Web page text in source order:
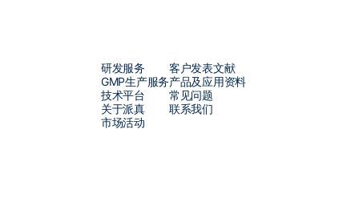
研发服务
GMP生产服务
技术平台
关于派真
市场活动
客户发表文献
产品及应用资料
常见问题
联系我们